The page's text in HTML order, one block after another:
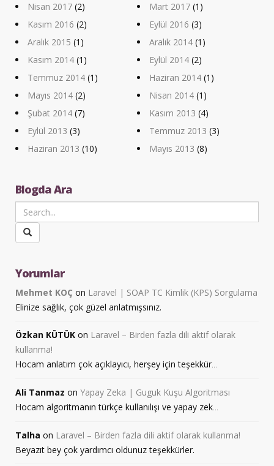
Nisan 2017 (2) Mart 2017 (1)
Kasım 2016 (2) Eylül 2016 (3)
Aralık 2015 (1) Aralık 2014 (1)
Kasım 2014 (1) Eylül 2014 (2)
Temmuz 2014 (1) Haziran 2014 (1)
Mayıs 2014 (2) Nisan 2014 (1)
Şubat 2014 (7) Kasım 2013 (4)
Eylül 2013 (3) Temmuz 2013 (3)
Haziran 2013 (10) Mayıs 2013 (8)
Blogda Ara
Yorumlar
Mehmet KOÇ on Laravel | SOAP TC Kimlik (KPS) Sorgulama
Elinize sağlık, çok güzel anlatmışsınız.
Özkan KÜTÜK on Laravel – Birden fazla dili aktif olarak
kullanma!
Hocam anlatım çok açıklayıcı, herşey için teşekkür...
Ali Tanmaz on Yapay Zeka | Guguk Kuşu Algoritması
Hocam algoritmanın türkçe kullanılışı ve yapay zek...
Talha on Laravel – Birden fazla dili aktif olarak kullanma!
Beyazıt bey çok yardımcı oldunuz teşekkürler.